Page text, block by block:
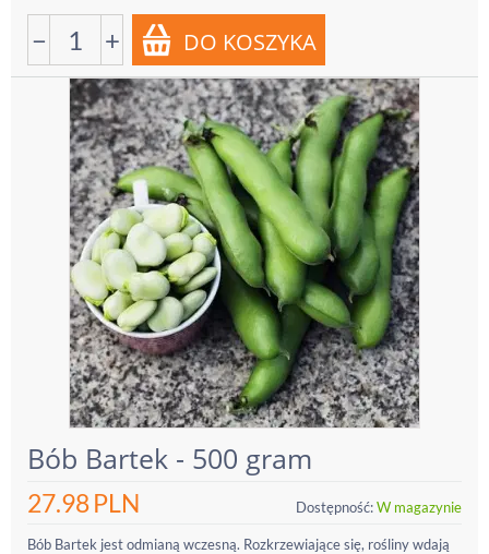
− +
Bób Bartek - 500 gram
27.98PLN Dostępność:W magazynie
Bób Bartek jest odmianą wczesną. Rozkrzewiające się, rośliny wdają